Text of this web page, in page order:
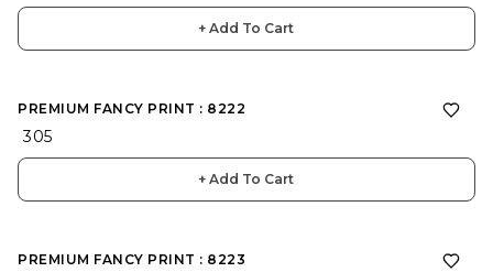
+ Add To Cart
PREMIUM FANCY PRINT : 8222
₹ 305
+ Add To Cart
PREMIUM FANCY PRINT : 8223